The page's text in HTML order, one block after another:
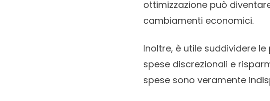
ottimizzazione può
cambiamenti economici.
Inoltre, è utile suddividere
spese discrezionali e
spese sono veramente